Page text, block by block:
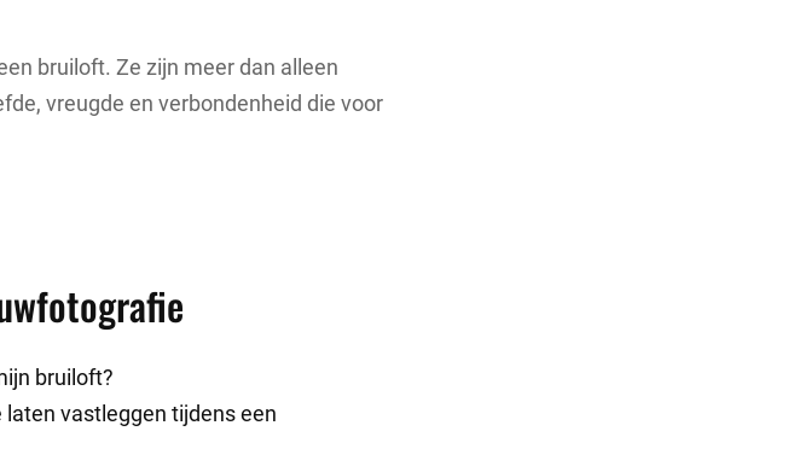
bruiloft. Ze zijn meer dan alleen
vreugde en verbondenheid die voor
bruiloft?
vastleggen tijdens een